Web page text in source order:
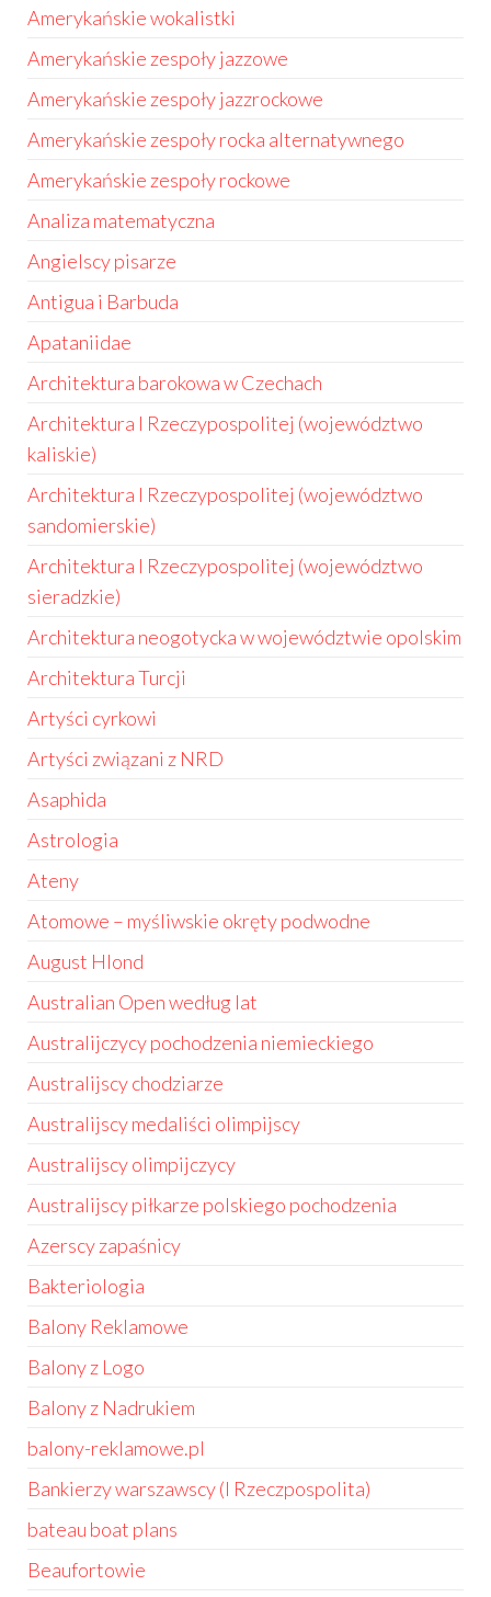
Amerykańskie wokalistki
Amerykańskie zespoły jazzowe
Amerykańskie zespoły jazzrockowe
Amerykańskie zespoły rocka alternatywnego
Amerykańskie zespoły rockowe
Analiza matematyczna
Angielscy pisarze
Antigua i Barbuda
Apataniidae
Architektura barokowa w Czechach
Architektura I Rzeczypospolitej (województwo
kaliskie)
Architektura I Rzeczypospolitej (województwo
sandomierskie)
Architektura I Rzeczypospolitej (województwo
sieradzkie)
Architektura neogotycka w województwie opolskim
Architektura Turcji
Artyści cyrkowi
Artyści związani z NRD
Asaphida
Astrologia
Ateny
Atomowe – myśliwskie okręty podwodne
August Hlond
Australian Open według lat
Australijczycy pochodzenia niemieckiego
Australijscy chodziarze
Australijscy medaliści olimpijscy
Australijscy olimpijczycy
Australijscy piłkarze polskiego pochodzenia
Azerscy zapaśnicy
Bakteriologia
Balony Reklamowe
Balony z Logo
Balony z Nadrukiem
balony-reklamowe.pl
Bankierzy warszawscy (I Rzeczpospolita)
bateau boat plans
Beaufortowie